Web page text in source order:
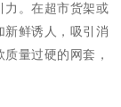
力。在超市货架或
新鲜诱人，吸引消
量过硬的网套，